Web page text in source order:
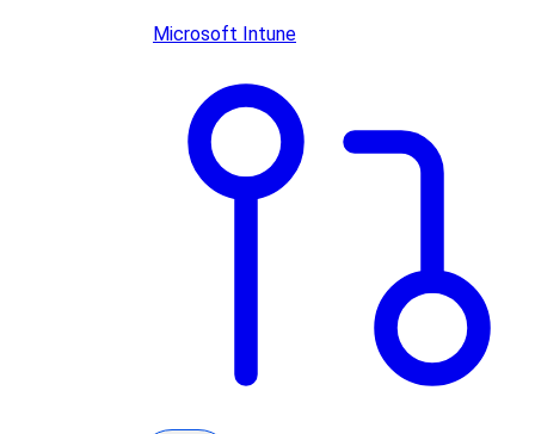
Microsoft Intune